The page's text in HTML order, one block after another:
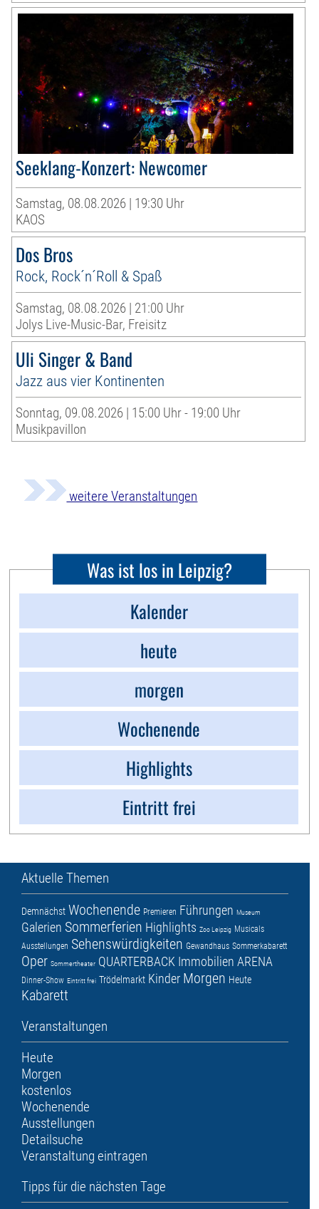
Seeklang-Konzert: Newcomer
Samstag, 08.08.2026 | 19:30 Uhr
KAOS
Dos Bros
Rock, Rock´n´Roll & Spaß
Samstag, 08.08.2026 | 21:00 Uhr
Jolys Live-Music-Bar, Freisitz
Uli Singer & Band
Jazz aus vier Kontinenten
Sonntag, 09.08.2026 | 15:00 Uhr - 19:00 Uhr
Musikpavillon
weitere Veranstaltungen
Was ist los in Leipzig?
Kalender
heute
morgen
Wochenende
Highlights
Eintritt frei
Aktuelle Themen
Demnächst Wochenende Premieren Führungen Museum
Galerien Sommerferien Highlights Zoo Leipzig Musicals
Ausstellungen Sehenswürdigkeiten Gewandhaus Sommerkabarett
Oper Sommertheater QUARTERBACK Immobilien ARENA
Dinner-Show Eintritt frei Trödelmarkt Kinder Morgen Heute
Kabarett
Veranstaltungen
Heute
Morgen
kostenlos
Wochenende
Ausstellungen
Detailsuche
Veranstaltung eintragen
Tipps für die nächsten Tage